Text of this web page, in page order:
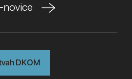
novice
DKOM